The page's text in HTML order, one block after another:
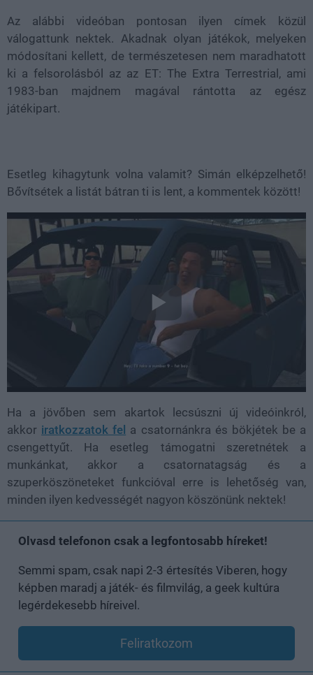
Az alábbi videóban pontosan ilyen címek közül
válogattunk nektek. Akadnak olyan játékok, melyeken
módosítani kellett, de természetesen nem maradhatott
ki a felsorolásból az az ET: The Extra Terrestrial, ami
1983-ban majdnem magával rántotta az egész
játékipart.
Esetleg kihagytunk volna valamit? Simán elképzelhető!
Bővítsétek a listát bátran ti is lent, a kommentek között!
Ha a jövőben sem akartok lecsúszni új videóinkról,
akkor iratkozzatok fel a csatornánkra és bökjétek be a
csengettyűt. Ha esetleg támogatni szeretnétek a
munkánkat, akkor a csatornatagság és a
szuperköszöneteket funkcióval erre is lehetőség van,
minden ilyen kedvességét nagyon köszönünk nektek!
Olvasd telefonon csak a legfontosabb híreket!
Semmi spam, csak napi 2-3 értesítés Viberen, hogy
képben maradj a játék- és filmvilág, a geek kultúra
legérdekesebb híreivel.
Feliratkozom